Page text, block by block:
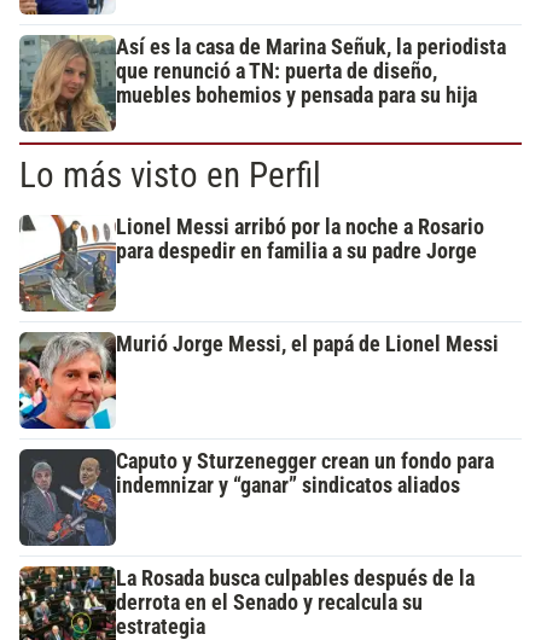
Así es la casa de Marina Señuk, la periodista
que renunció a TN: puerta de diseño,
muebles bohemios y pensada para su hija
Lo más visto en Perfil
Lionel Messi arribó por la noche a Rosario
para despedir en familia a su padre Jorge
Murió Jorge Messi, el papá de Lionel Messi
Caputo y Sturzenegger crean un fondo para
indemnizar y “ganar” sindicatos aliados
La Rosada busca culpables después de la
derrota en el Senado y recalcula su
estrategia